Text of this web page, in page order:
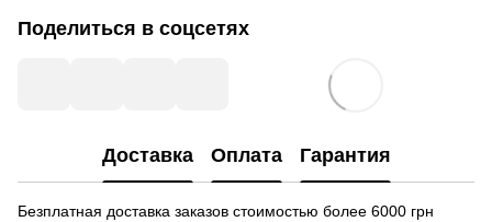
Поделиться в соцсетях
Доставка Оплата Гарантия
Безплатная доставка заказов стоимостью более 6000 грн